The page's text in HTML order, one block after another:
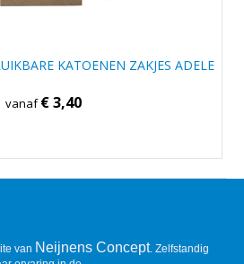
KATOENEN ZAKJES ADELE
vanaf€ 3,40
van Neijnens Concept. Zelfstandig